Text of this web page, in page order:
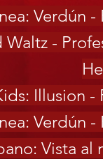
Verdún
-
Illusion
Verdún
Vista al